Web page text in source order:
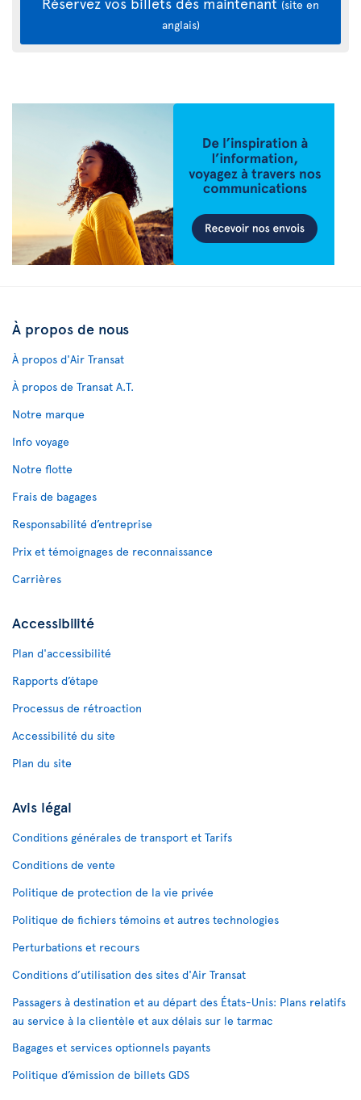
(site en
anglais)
À propos de nous
À propos d'Air Transat
À propos de Transat A.T.
Notre marque
Info voyage
Notre flotte
Frais de bagages
Responsabilité d’entreprise
Prix et témoignages de reconnaissance
Carrières
Accessibilité
Plan d'accessibilité
Rapports d’étape
Processus de rétroaction
Accessibilité du site
Plan du site
Avis légal
Conditions générales de transport et Tarifs
Conditions de vente
Politique de protection de la vie privée
Politique de fichiers témoins et autres technologies
Perturbations et recours
Conditions d’utilisation des sites d'Air Transat
Passagers à destination et au départ des États-Unis: Plans relatifs
au service à la clientèle et aux délais sur le tarmac
Bagages et services optionnels payants
Politique d’émission de billets GDS